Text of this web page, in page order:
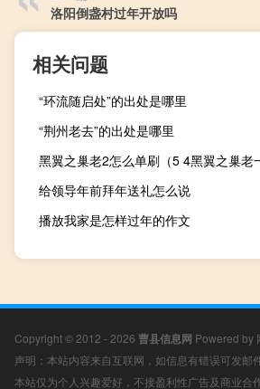
洛阳倒盏村过年开放吗
相关问题
“环流随启处”的出处是哪里
“荆州老去”的出处是哪里
黑翼之巢老2怎么单刷（5 4黑翼之巢老
给领导年前拜年送礼怎么说
播放我家是怎样过年的作文
Copyright © 2012 - 2026 曹县信息网 Powered by
声明：本站内容来自互联网，如信息有错误可发
本站仅为个人兴趣爱好，不接盈利性广告及商业合